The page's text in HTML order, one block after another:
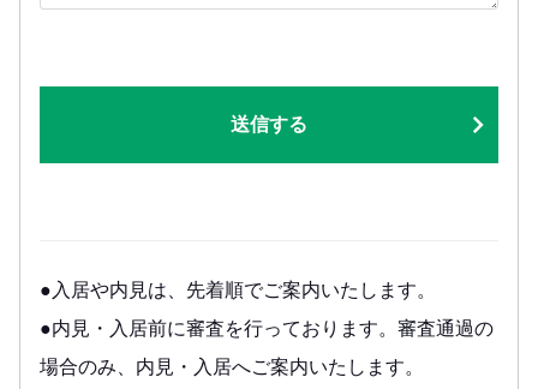
送信する
●入居や内見は、先着順でご案内いたします。
●内見・入居前に審査を行っております。審査通過の
場合のみ、内見・入居へご案内いたします。